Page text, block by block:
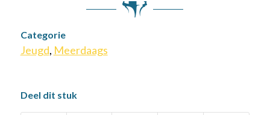
Categorie
Jeugd, Meerdaags
Deel dit stuk